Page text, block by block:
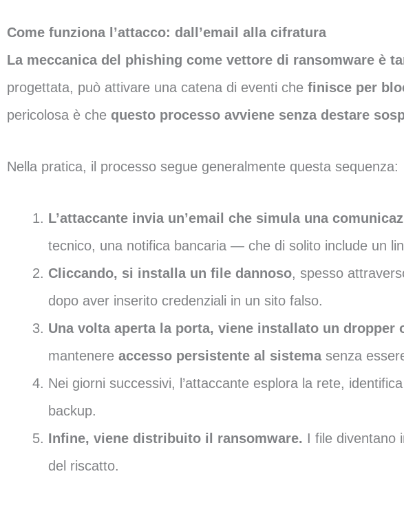
Come funziona l’attacco: dall’email alla cifratura
La meccanica del phishing come vettore di ransomware è
progettata, può attivare una catena di eventi che finisce per
pericolosa è che questo processo avviene senza destare
Nella pratica, il processo segue generalmente questa sequenza:
L’attaccante invia un’email che simula una
tecnico, una notifica bancaria — che di solito include un
Cliccando, si installa un file dannoso, spesso
dopo aver inserito credenziali in un sito falso.
Una volta aperta la porta, viene installato un dropper
mantenere accesso persistente al sistemasenza
Nei giorni successivi, l’attaccante esplora la rete,
backup.
Infine, viene distribuito il ransomware. I file diventano
del riscatto.